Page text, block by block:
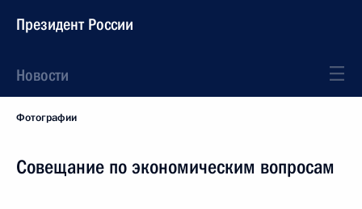
Президент России
Новости
Фотографии
Совещание по экономическим вопросам